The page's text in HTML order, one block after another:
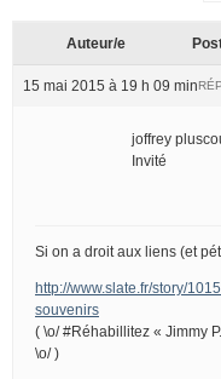
Auteur/e
15 mai 2015 à 19 h 09 min
joffrey
Invité
Si on a droit aux liens (et
http://www.slate.fr/story/
souvenirs
( \o/ #Réhabillitez « Jimmy
\o/ )